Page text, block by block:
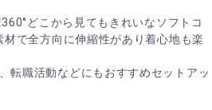
どこから見てもきれいなソフトコ
で全方向に伸縮性があり着心地も楽
転職活動などにもおすすめセットアッ